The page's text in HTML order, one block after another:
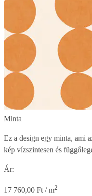
Minta
Ez a design egy minta, ami
kép vízszintesen és
Ár:
17 760,00 Ft / m2